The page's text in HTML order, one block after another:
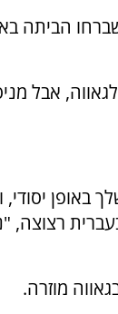
שברחו
אבל
באופן
רצוצה,
מוזרה.